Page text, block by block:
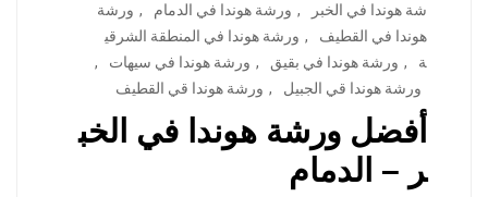
شة هوندا في الخبر
, ورشة هوندا في الدمام , ورشة
هوندا في القطيف
, ورشة هوندا في المنطقة الشرقي
ة
, ورشة هوندا في بقيق , ورشة هوندا في سيهات
,
ورشة هوندا قي الجبيل
, ورشة هوندا قي القطيف
أفضل ورشة هوندا في الخب
ر – الدمام